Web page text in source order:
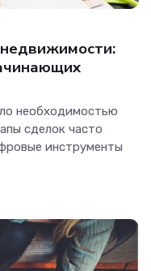
необходимостью
сделок часто
инструменты